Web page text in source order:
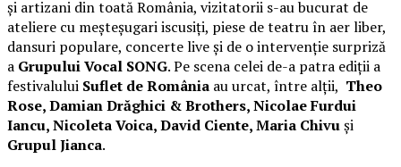
și artizani din toată România, vizitatorii s-au bucurat de
ateliere cu meșteșugari iscusiți, piese de teatru în aer liber,
dansuri populare, concerte live și de o intervenție surpriză
a Grupului Vocal SONG. Pe scena celei de-a patra ediții a
festivalului Suflet de România au urcat, între alții, Theo
Rose, Damian Drăghici & Brothers, Nicolae Furdui
Iancu, Nicoleta Voica, David Ciente, Maria Chivuși
Grupul Jianca.